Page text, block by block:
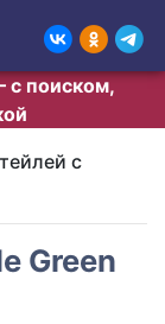
с поиском,
с
Green